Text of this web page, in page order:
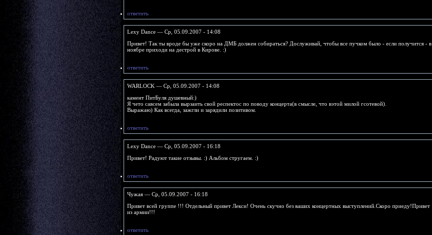
ответить
Lexy Dance — Ср, 05.09.2007 - 14:08
Привет! Так ты вроде бы уже скоро на ДМБ должен собираться? Дослуживай, чтобы все пучком было - если получится - в
ноябре приходи на дестрой в Кирове. :)
ответить
WARLOCK — Ср, 05.09.2007 - 14:08
камент ПитБуля душевный:)
Я чето савсем забыла вырзаить свой респектос по поводу концерта(в смысле, что вэтой милой гсотевой).
Выражаю) Как всегда, зажгли и зарядили позитивом.
ответить
Lexy Dance — Ср, 05.09.2007 - 16:18
Привет! Радуют такие отзывы. :) Альбом стругаем. :)
ответить
Чужая — Ср, 05.09.2007 - 16:18
Привет всей группе !!! Отдельный привет Лекси! Очень скучно без ваших концертных выступлений.Скоро приеду!Привет
из армии!!!
ответить